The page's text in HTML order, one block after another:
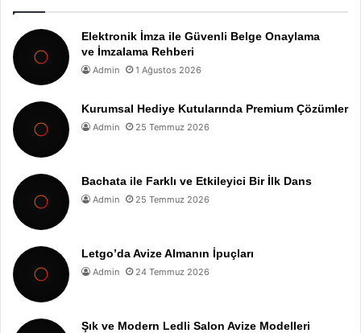
Elektronik İmza ile Güvenli Belge Onaylama
ve İmzalama Rehberi
Admin 1 Ağustos 2026
Kurumsal Hediye Kutularında Premium Çözümler
Admin 25 Temmuz 2026
Bachata ile Farklı ve Etkileyici Bir İlk Dans
Admin 25 Temmuz 2026
Letgo’da Avize Almanın İpuçları
Admin 24 Temmuz 2026
Şık ve Modern Ledli Salon Avize Modelleri